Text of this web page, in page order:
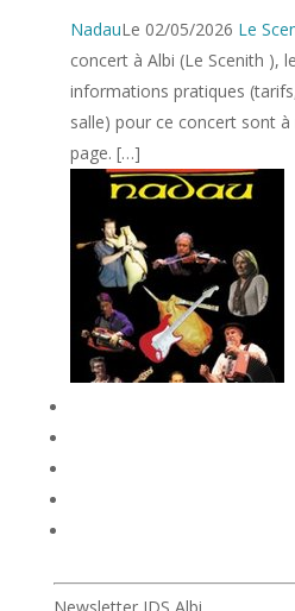
NadauLe 02/05/2026 Le
concert à Albi (Le Scenith ),
informations pratiques
salle) pour ce concert sont
page. […]